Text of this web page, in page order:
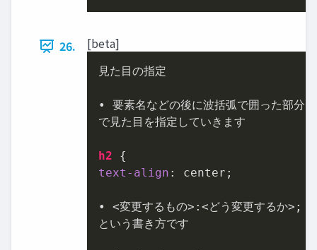
26. [beta]
見た目の指定
• 要素名などの後に波括弧で囲った部分
で見た目を指定していきます
h2
text-align : center;
• <変更するもの>:<どう変更するか>;
という書き方です